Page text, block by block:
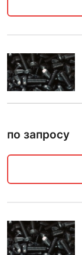
по запросу